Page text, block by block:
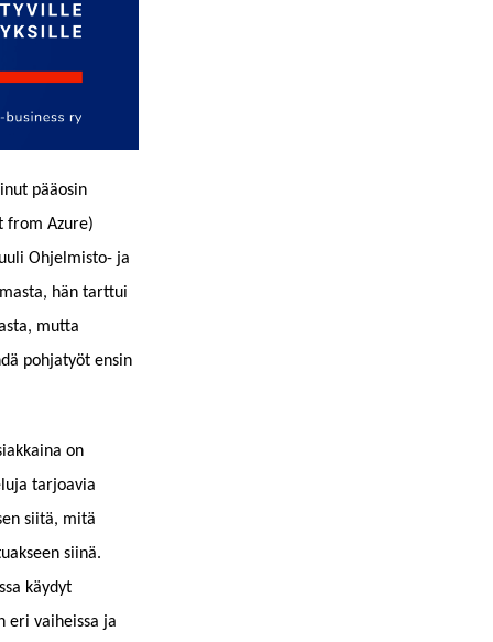
pääosin
from Azure)
Ohjelmisto- ja
hän tarttui
mutta
pohjatyöt ensin
on
tarjoavia
siitä, mitä
siinä.
käydyt
eri vaiheissa ja